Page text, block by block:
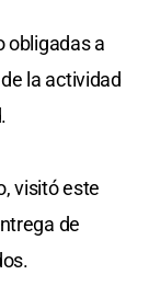
obligadas a
la actividad
visitó este
de